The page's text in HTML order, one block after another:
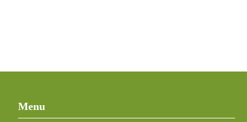
Menu